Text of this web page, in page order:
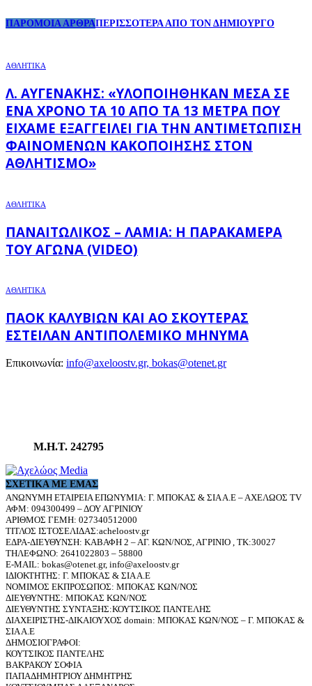
ΠΑΡΟΜΟΙΑ ΑΡΘΡΑΠΕΡΙΣΣΟΤΕΡΑ ΑΠΟ ΤΟΝ ΔΗΜΙΟΥΡΓΟ
ΑΘΛΗΤΙΚΑ
Λ. ΑΥΓΕΝΆΚΗΣ: «ΥΛΟΠΟΙΉΘΗΚΑΝ ΜΈΣΑ ΣΕ
ΈΝΑ ΧΡΌΝΟ ΤΑ 10 ΑΠΌ ΤΑ 13 ΜΈΤΡΑ ΠΟΥ
ΕΊΧΑΜΕ ΕΞΑΓΓΕΊΛΕΙ ΓΙΑ ΤΗΝ ΑΝΤΙΜΕΤΏΠΙΣΗ
ΦΑΙΝΟΜΈΝΩΝ ΚΑΚΟΠΟΊΗΣΗΣ ΣΤΟΝ
ΑΘΛΗΤΙΣΜΌ»
ΑΘΛΗΤΙΚΑ
ΠΑΝΑΙΤΩΛΙΚΌΣ – ΛΑΜΊΑ: Η ΠΑΡΑΚΆΜΕΡΑ
ΤΟΥ ΑΓΏΝΑ (VIDEO)
ΑΘΛΗΤΙΚΑ
ΠΑΟΚ ΚΑΛΥΒΊΩΝ ΚΑΙ ΑΟ ΣΚΟΥΤΕΡΆΣ
ΈΣΤΕΙΛΑΝ ΑΝΤΙΠΟΛΕΜΙΚΌ ΜΉΝΥΜΑ
Επικοινωνία: info@axeloostv.gr, bokas@otenet.gr
Μ.Η.Τ. 242795
ΣΧΕΤΙΚΆ ΜΕ ΕΜΆΣ
ΑΝΩΝΥΜΗ ΕΤΑΙΡΕΙΑ ΕΠΩΝΥΜΙΑ: Γ. ΜΠΟΚΑΣ & ΣΙΑ Α.Ε – ΑΧΕΛΩΟΣ TV
ΑΦΜ: 094300499 – ΔΟΥ ΑΓΡΙΝΙΟΥ
ΑΡΙΘΜΟΣ ΓΕΜΗ: 027340512000
ΤΙΤΛΟΣ ΙΣΤΟΣΕΛΙΔΑΣ:acheloostv.gr
ΕΔΡΑ-ΔΙΕΥΘΥΝΣΗ: ΚΑΒΑΦΗ 2 – ΑΓ. ΚΩΝ/ΝΟΣ, ΑΓΡΙΝΙΟ , ΤΚ:30027
ΤΗΛΕΦΩΝΟ: 2641022803 – 58800
E-MAIL: bokas@otenet.gr, info@axeloostv.gr
ΙΔΙΟΚΤΗΤΗΣ: Γ. ΜΠΟΚΑΣ & ΣΙΑ Α.Ε
ΝΟΜΙΜΟΣ ΕΚΠΡΟΣΩΠΟΣ: ΜΠΟΚΑΣ ΚΩΝ/ΝΟΣ
ΔΙΕΥΘΥΝΤΗΣ: ΜΠΟΚΑΣ ΚΩΝ/ΝΟΣ
ΔΙΕΥΘΥΝΤΗΣ ΣΥΝΤΑΞΗΣ:ΚΟΥΤΣΙΚΟΣ ΠΑΝΤΕΛΗΣ
ΔΙΑΧΕΙΡΙΣΤΗΣ-ΔΙΚΑΙΟΥΧΟΣ domain: ΜΠΟΚΑΣ ΚΩΝ/ΝΟΣ – Γ. ΜΠΟΚΑΣ &
ΣΙΑ Α.Ε
ΔΗΜΟΣΙΟΓΡΑΦΟΙ:
ΚΟΥΤΣΙΚΟΣ ΠΑΝΤΕΛΗΣ
ΒΑΚΡΑΚΟΥ ΣΟΦΙΑ
ΠΑΠΑΔΗΜΗΤΡΙΟΥ ΔΗΜΗΤΡΗΣ